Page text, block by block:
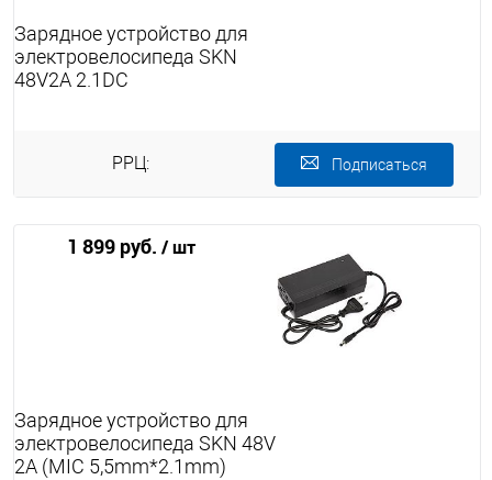
Зарядное устройство для
электровелосипеда SKN
48V2A 2.1DC
РРЦ:
1 899 руб. / шт
Подписаться
Зарядное устройство для
электровелосипеда SKN 48V
2A (MIC 5,5mm*2.1mm)